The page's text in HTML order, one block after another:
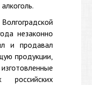
незаконно
и продавал
продукции,
российских